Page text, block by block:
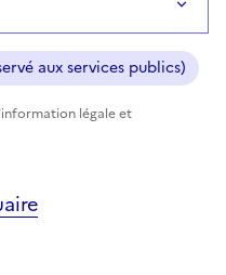
aux services publics)
légale et